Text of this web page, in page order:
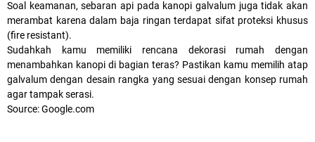
Soal keamanan, sebaran api pada kanopi galvalum juga tidak akan
merambat karena dalam baja ringan terdapat sifat proteksi khusus
(fire resistant).
Sudahkah kamu memiliki rencana dekorasi rumah dengan
menambahkan kanopi di bagian teras? Pastikan kamu memilih atap
galvalum dengan desain rangka yang sesuai dengan konsep rumah
agar tampak serasi.
Source: Google.com